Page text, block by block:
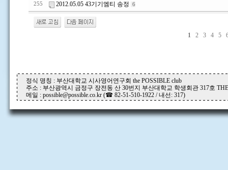
255 2012.05.05 43기기엠티 송정 6
1 2 3 4 5
정식 명칭 : 부산대학교 시사영어연구회 the POSSIBLE club
주소 : 부산광역시 금정구 장전동 산 30번지 부산대학교 학생회관 317호
메일 : possible@possible.co.kr (☎ 82-51-510-1922 / 내선: 317)